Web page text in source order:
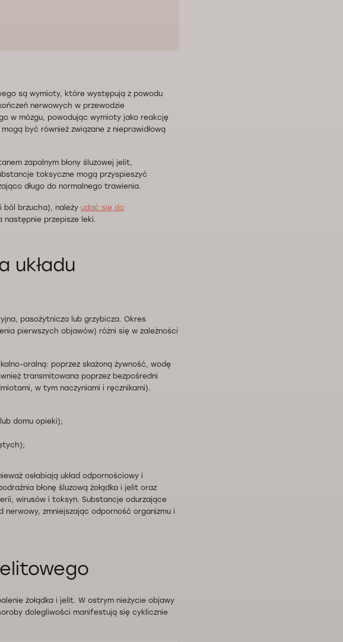
są wymioty, które występują z powodu
nerwowych w przewodzie
w mózgu, powodując wymioty jako reakcję
być również związane z nieprawidłową
zapalnym błony śluzowej jelit,
toksyczne mogą przyspieszyć
długo do normalnego trawienia.
ból brzucha), należy udać się do
następnie przepisze leki.
układu
pasożytnicza lub grzybicza. Okres
pierwszych objawów) różni się w zależności
oralną: poprzez skażoną żywność, wodę
transmitowana poprzez bezpośredni
w tym naczyniami i ręcznikami).
domu opieki);
osłabiają układ odpornościowy i
błonę śluzową żołądka i jelit oraz
wirusów i toksyn. Substancje odurzające
nerwowy, zmniejszając odporność organizmu i
żołądka i jelit. W ostrym nieżycie objawy
dolegliwości manifestują się cyklicznie